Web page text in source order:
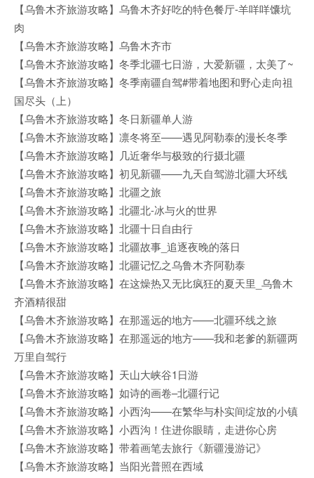
【乌鲁木齐旅游攻略】乌鲁木齐好吃的特色餐厅-羊咩咩馕坑
肉
【乌鲁木齐旅游攻略】乌鲁木齐市
【乌鲁木齐旅游攻略】冬季北疆七日游，大爱新疆，太美了~
【乌鲁木齐旅游攻略】冬季南疆自驾#带着地图和野心走向祖
国尽头（上）
【乌鲁木齐旅游攻略】冬日新疆单人游
【乌鲁木齐旅游攻略】凛冬将至——遇见阿勒泰的漫长冬季
【乌鲁木齐旅游攻略】几近奢华与极致的行摄北疆
【乌鲁木齐旅游攻略】初见新疆——九天自驾游北疆大环线
【乌鲁木齐旅游攻略】北疆之旅
【乌鲁木齐旅游攻略】北疆北-冰与火的世界
【乌鲁木齐旅游攻略】北疆十日自由行
【乌鲁木齐旅游攻略】北疆故事_追逐夜晚的落日
【乌鲁木齐旅游攻略】北疆记忆之乌鲁木齐阿勒泰
【乌鲁木齐旅游攻略】在这燥热又无比疯狂的夏天里_乌鲁木
齐酒精很甜
【乌鲁木齐旅游攻略】在那遥远的地方——北疆环线之旅
【乌鲁木齐旅游攻略】在那遥远的地方——我和老爹的新疆两
万里自驾行
【乌鲁木齐旅游攻略】天山大峡谷1日游
【乌鲁木齐旅游攻略】如诗的画卷–北疆行记
【乌鲁木齐旅游攻略】小西沟——在繁华与朴实间绽放的小镇
【乌鲁木齐旅游攻略】小西沟！住进你眼睛，走进你心房
【乌鲁木齐旅游攻略】带着画笔去旅行《新疆漫游记》
【乌鲁木齐旅游攻略】当阳光普照在西域